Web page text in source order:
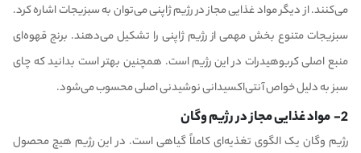
می‌کنند. از دیگر مواد غذایی مجاز در رژیم ژاپنی می‌توان به سبزیجات اشاره کرد.
سبزیجات متنوع بخش مهمی از رژیم ژاپنی را تشکیل می‌دهند. برنج قهوه‌ای
منبع اصلی کربوهیدرات در این رژیم است. همچنین بهتر است بدانید که چای
سبز به دلیل خواص آنتی‌اکسیدانی نوشیدنی اصلی محسوب می‌شود.
2- مواد غذایی مجاز در رژیم وگان
رژیم وگان یک الگوی تغذیه‌ای کاملاً گیاهی است. در این رژیم هیچ محصول